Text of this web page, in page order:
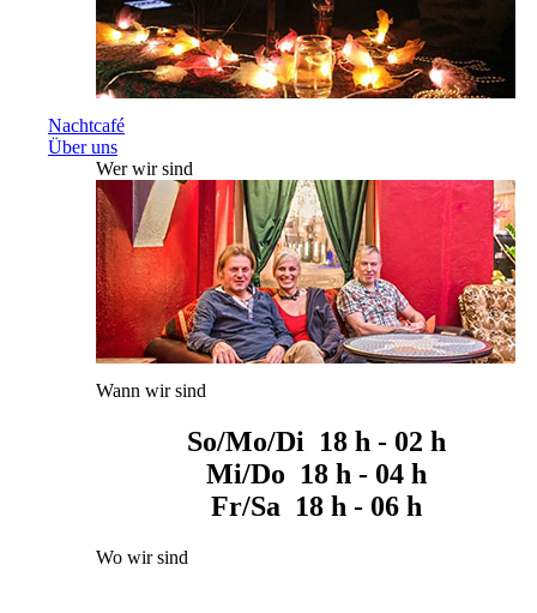
Nachtcafé
Über uns
Wer wir sind
Wann wir sind
So/Mo/Di 18 h - 02 h
Mi/Do 18 h - 04 h
Fr/Sa 18 h - 06 h
Wo wir sind